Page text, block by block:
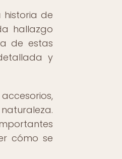
historia de
hallazgo
de estas
y
cómo se